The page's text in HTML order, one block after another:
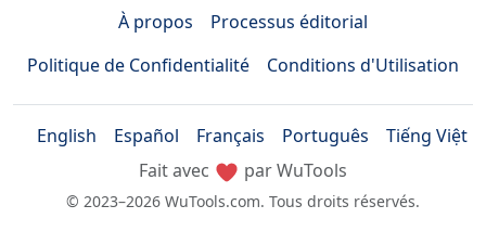
À propos
Processus éditorial
Politique de Confidentialité
Conditions d'Utilisation
English Español Français Português
Tiếng Việt
Fait avec
par WuTools
© 2023–2026 WuTools.com. Tous droits réservés.